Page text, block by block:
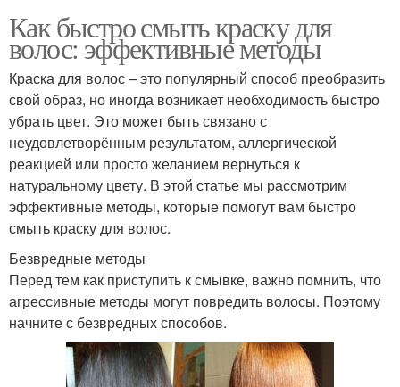
Как быстро смыть краску для
волос: эффективные методы
Краска для волос – это популярный способ преобразить
свой образ, но иногда возникает необходимость быстро
убрать цвет. Это может быть связано с
неудовлетворённым результатом, аллергической
реакцией или просто желанием вернуться к
натуральному цвету. В этой статье мы рассмотрим
эффективные методы, которые помогут вам быстро
смыть краску для волос.
Безвредные методы
Перед тем как приступить к смывке, важно помнить, что
агрессивные методы могут повредить волосы. Поэтому
начните с безвредных способов.